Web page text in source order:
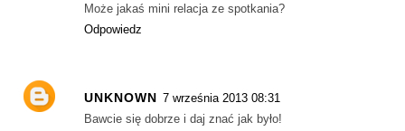
Może jakaś mini relacja ze spotkania?
Odpowiedz
UNKNOWN 7 września 2013 08:31
Bawcie się dobrze i daj znać jak było!